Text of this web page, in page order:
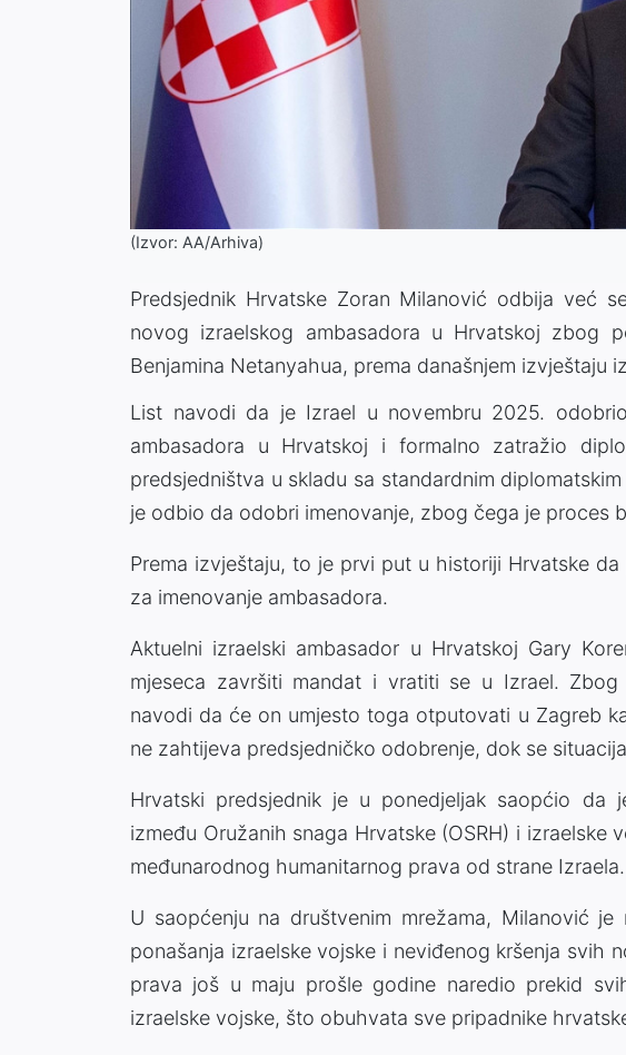
(Izvor: AA/Arhiva)
Predsjednik Hrvatske Zoran Milanović odbija već
novog izraelskog ambasadora u Hrvatskoj zbog
Benjamina Netanyahua, prema današnjem izvještaju
List navodi da je Izrael u novembru 2025.
ambasadora u Hrvatskoj i formalno zatražio
predsjedništva u skladu sa standardnim
je odbio da odobri imenovanje, zbog čega je proces
Prema izvještaju, to je prvi put u historiji Hrvatske
za imenovanje ambasadora.
Aktuelni izraelski ambasador u Hrvatskoj Gary
mjeseca završiti mandat i vratiti se u Izrael. Zbog
navodi da će on umjesto toga otputovati u Zagreb
ne zahtijeva predsjedničko odobrenje, dok se
Hrvatski predsjednik je u ponedjeljak saopćio da
između Oružanih snaga Hrvatske (OSRH) i izraelske
međunarodnog humanitarnog prava od strane Izraela.
U saopćenju na društvenim mrežama, Milanović
ponašanja izraelske vojske i neviđenog kršenja svih
prava još u maju prošle godine naredio prekid
izraelske vojske, što obuhvata sve pripadnike